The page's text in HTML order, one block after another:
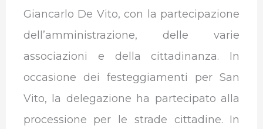
Giancarlo De Vito, con la partecipazione
dell’amministrazione, delle varie
associazioni e della cittadinanza. In
occasione dei festeggiamenti per San
Vito, la delegazione ha partecipato alla
processione per le strade cittadine. In